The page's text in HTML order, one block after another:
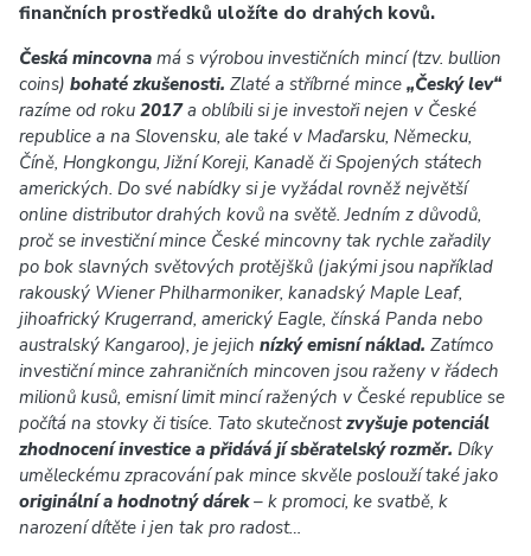
finančních prostředků uložíte do drahých kovů.
Česká mincovna má s výrobou investičních mincí (tzv. bullion
coins) bohaté zkušenosti. Zlaté a stříbrné mince „Český lev“
razíme od roku 2017a oblíbili si je investoři nejen v České
republice a na Slovensku, ale také v Maďarsku, Německu,
Číně, Hongkongu, Jižní Koreji, Kanadě či Spojených státech
amerických. Do své nabídky si je vyžádal rovněž největší
online distributor drahých kovů na světě. Jedním z důvodů,
proč se investiční mince České mincovny tak rychle zařadily
po bok slavných světových protějšků (jakými jsou například
rakouský Wiener Philharmoniker, kanadský Maple Leaf,
jihoafrický Krugerrand, americký Eagle, čínská Panda nebo
australský Kangaroo), je jejich nízký emisní náklad. Zatímco
investiční mince zahraničních mincoven jsou raženy v řádech
milionů kusů, emisní limit mincí ražených v České republice se
počítá na stovky či tisíce. Tato skutečnostzvyšuje potenciál
zhodnocení investice a přidává jí sběratelský rozměr. Díky
uměleckému zpracování pak mince skvěle poslouží také jako
originální a hodnotný dárek– k promoci, ke svatbě, k
narození dítěte i jen tak pro radost…